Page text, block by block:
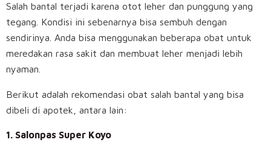
Salah bantal terjadi karena otot leher dan punggung yang
tegang. Kondisi ini sebenarnya bisa sembuh dengan
sendirinya. Anda bisa menggunakan beberapa obat untuk
meredakan rasa sakit dan membuat leher menjadi lebih
nyaman.
Berikut adalah rekomendasi obat salah bantal yang bisa
dibeli di apotek, antara lain:
1. Salonpas Super Koyo